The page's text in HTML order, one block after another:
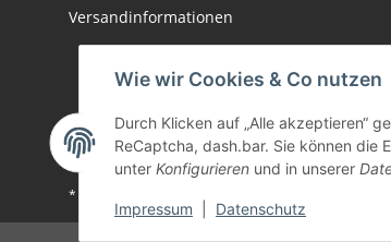
Wie wir Cookies & Co nutzen
Durch Klicken auf „Alle akzeptieren“
ReCaptcha, dash.bar. Sie können die
unter Konfigurieren und in unserer
Impressum Datenschutz
Versandinformationen
* Alle Preise inkl. gesetzlicher USt., zzgl.